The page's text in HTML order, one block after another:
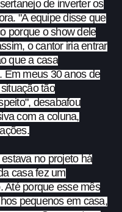
de inverter os
"A equipe disse que
porque o show dele
o cantor iria entrar
que a casa
Em meus 30 anos de
tão
desabafou
com a coluna,
no projeto há
casa fez um
Até porque esse mês
pequenos em casa,